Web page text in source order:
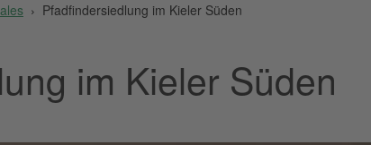
Pfadfindersiedlung im Kieler Süden
im Kieler Süden